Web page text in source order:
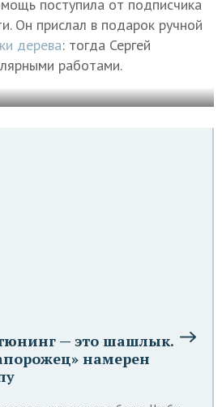
поступила от подписчика
Он прислал в подарок ручной
дерева: тогда Сергей
работами.
— это шашлык.
намерен